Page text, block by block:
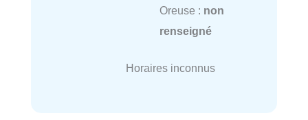
Oreuse : non
renseigné
Horaires inconnus